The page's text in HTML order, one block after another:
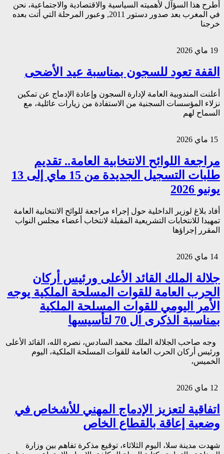
أطرح هذا السؤآل لأهميته السياسية والاقتصادية والاجتماعية، نحن
في المغرب بعد صدور دستور 2011, وعبور المرحلة التي أتت بعده
خرجنا
القفة تعود للسجون بمناسبة عيد الأضحى
أعلنت المندوبية العامة لإدارة السجون وإعادة الإدماج عن تمكين
نزلاء المؤسسات السجنية من الاستفادة من زيارات عائلية، مع
السماح لهم
مراجعة اللوائح الانتخابية العامة.. تقديم
طلبات التسجيل الجديدة من 15 ماي إلى 13
يونيو 2026
أفاد بلاغ لوزير الداخلية حول إجراء مراجعة للوائح الانتخابية العامة
تمهيدا للانتخابات التشريعية المقبلة لانتخاب أعضاء مجلس النواب
المقرر إجراؤها
جلالة الملك القائد الأعلى ورئيس أركان
الحرب العامة للقوات المسلحة الملكية يوجه
الأمر اليومي للقوات المسلحة الملكية
بمناسبة الذكرى ال 70 لتأسيسها
وجه صاحب الجلالة الملك محمد السادس، نصره الله، القائد الأعلى
ورئيس أركان الحرب العامة للقوات المسلحة الملكية، اليوم
الخميس،
اتفاقية لتعزيز الإدماج المهني للأشخاص في
وضعية إعاقة بالقطاع الخاص
شهدت مدينة سلا، اليوم الثلاثاء، توقيع مذكرة تفاهم بين وزارة